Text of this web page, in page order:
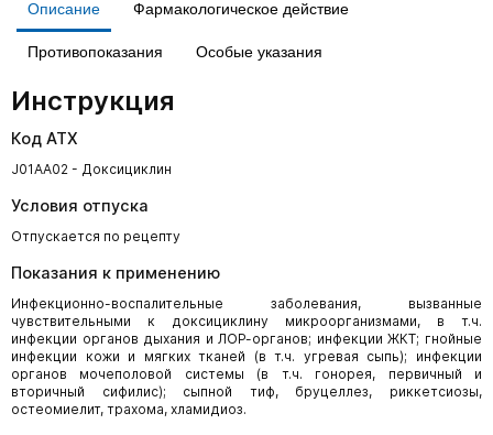
Описание Фармакологическое действие
Противопоказания Особые указания
Инструкция
Код АТХ
J01AA02 - Доксициклин
Условия отпуска
Отпускается по рецепту
Показания к применению
Инфекционно-воспалительные заболевания, вызванные
чувствительными к доксициклину микроорганизмами, в т.ч.
инфекции органов дыхания и ЛОР-органов; инфекции ЖКТ; гнойные
инфекции кожи и мягких тканей (в т.ч. угревая сыпь); инфекции
органов мочеполовой системы (в т.ч. гонорея, первичный и
вторичный сифилис); сыпной тиф, бруцеллез, риккетсиозы,
остеомиелит, трахома, хламидиоз.